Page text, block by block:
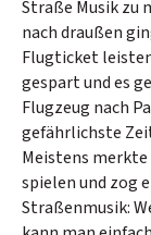
Straße Musik zu
nach draußen
Flugticket
gespart und es
Flugzeug nach
gefährlichste
Meistens
spielen und zog
Straßenmusik: